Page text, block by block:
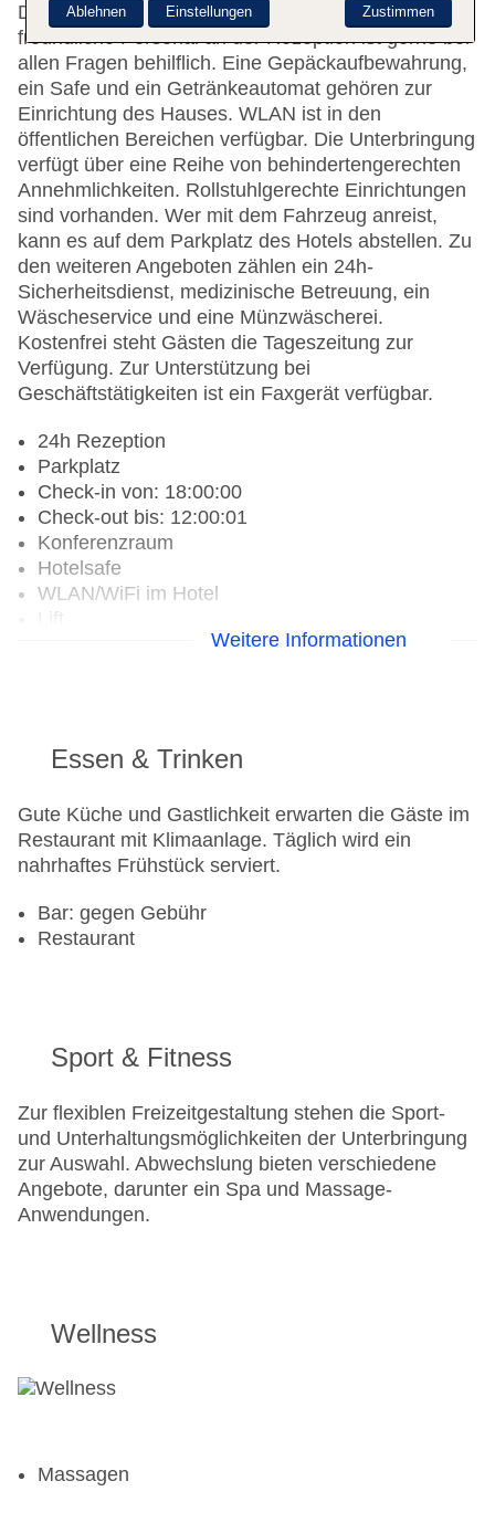
Doppelzimmer und verfügt über einen Aufzug. Das
freundliche Personal an der Rezeption ist gerne bei
allen Fragen behilflich. Eine Gepäckaufbewahrung,
ein Safe und ein Getränkeautomat gehören zur
Einrichtung des Hauses. WLAN ist in den
öffentlichen Bereichen verfügbar. Die Unterbringung
verfügt über eine Reihe von behindertengerechten
Annehmlichkeiten. Rollstuhlgerechte Einrichtungen
sind vorhanden. Wer mit dem Fahrzeug anreist,
kann es auf dem Parkplatz des Hotels abstellen. Zu
den weiteren Angeboten zählen ein 24h-
Sicherheitsdienst, medizinische Betreuung, ein
Wäscheservice und eine Münzwäscherei.
Kostenfrei steht Gästen die Tageszeitung zur
Verfügung. Zur Unterstützung bei
Geschäftstätigkeiten ist ein Faxgerät verfügbar.
24h Rezeption
Parkplatz
Check-in von: 18:00:00
Check-out bis: 12:00:01
Konferenzraum
Hotelsafe
WLAN/WiFi im Hotel
Lift
Anzahl der Konferenzräume: 1
Mastercard, Visa
Landeskategorie: 3 Sterne
Weitere Informationen
Essen & Trinken
Gute Küche und Gastlichkeit erwarten die Gäste im
Restaurant mit Klimaanlage. Täglich wird ein
nahrhaftes Frühstück serviert.
Bar: gegen Gebühr
Restaurant
Sport & Fitness
Zur flexiblen Freizeitgestaltung stehen die Sport-
und Unterhaltungsmöglichkeiten der Unterbringung
zur Auswahl. Abwechslung bieten verschiedene
Angebote, darunter ein Spa und Massage-
Anwendungen.
Wellness
Massagen
Zustimmen
Ablehnen Einstellungen